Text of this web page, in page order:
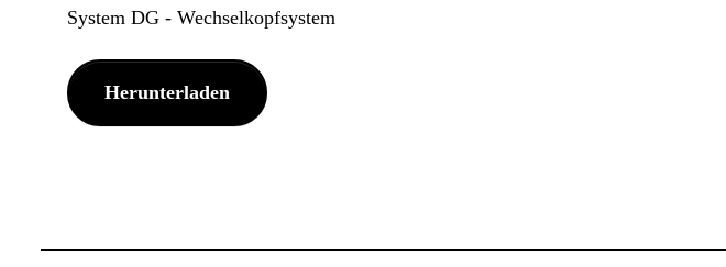
System DG - Wechselkopfsystem
Herunterladen